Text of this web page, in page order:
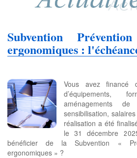
Subvention
ergonomiques :
Vous avez financé
d’équipements,
aménagements
sensibilisation,
réalisation a été
le 31 décembre
bénéficier de la Subvention «
ergonomiques » ?